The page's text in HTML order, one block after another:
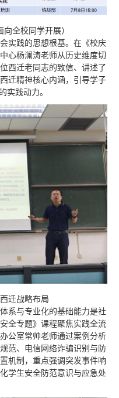
全校同学开展）
实践的思想根基。在《校庆
心杨澜涛老师从历史维度切
西迁老同志的致信、讲述了
迁精神核心内涵，引导学子
实践动力。
迁战略布局
系与专业化的基础能力是社
全专题》课程聚焦实践全流
公室常帅老师通过案例分析
范、电信网络诈骗识别与防
机制，重点强调突发事件响
学生安全防范意识与应急处